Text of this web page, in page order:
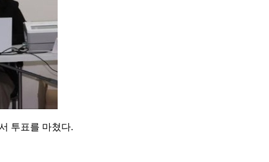
투표를 마쳤다.